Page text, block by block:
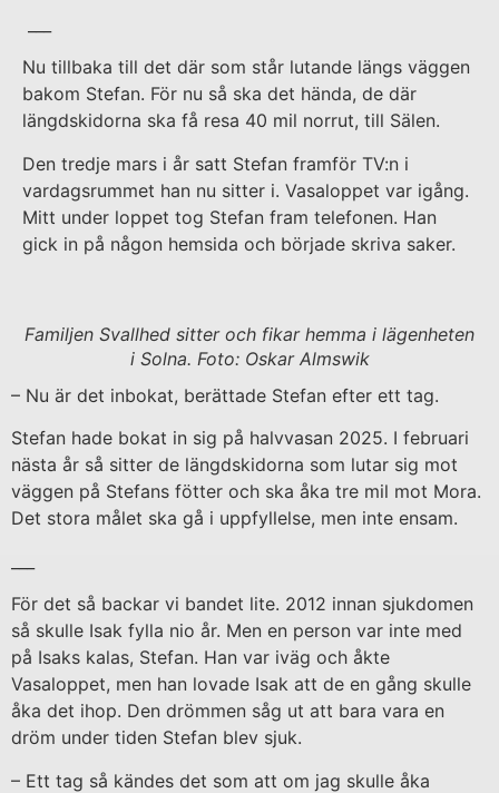
Nu tillbaka till det där som står lutande längs väggen
bakom Stefan. För nu så ska det hända, de där
längdskidorna ska få resa 40 mil norrut, till Sälen.
Den tredje mars i år satt Stefan framför TV:n i
vardagsrummet han nu sitter i. Vasaloppet var igång.
Mitt under loppet tog Stefan fram telefonen. Han
gick in på någon hemsida och började skriva saker.
Familjen Svallhed sitter och fikar hemma i lägenheten
i Solna. Foto: Oskar Almswik
– Nu är det inbokat, berättade Stefan efter ett tag.
Stefan hade bokat in sig på halvvasan 2025. I februari
nästa år så sitter de längdskidorna som lutar sig mot
väggen på Stefans fötter och ska åka tre mil mot Mora.
Det stora målet ska gå i uppfyllelse, men inte ensam.
För det så backar vi bandet lite. 2012 innan sjukdomen
så skulle Isak fylla nio år. Men en person var inte med
på Isaks kalas, Stefan. Han var iväg och åkte
Vasaloppet, men han lovade Isak att de en gång skulle
åka det ihop. Den drömmen såg ut att bara vara en
dröm under tiden Stefan blev sjuk.
– Ett tag så kändes det som att om jag skulle åka